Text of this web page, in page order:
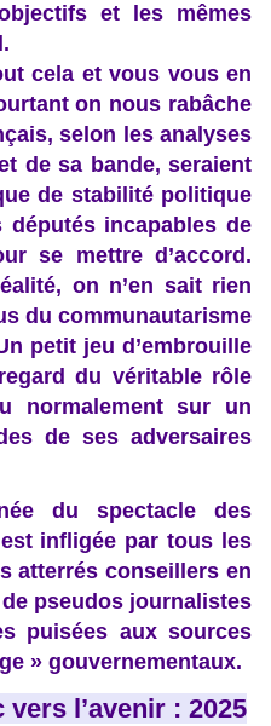
et les mêmes
cela et vous vous en
on nous rabâche
selon les analyses
de sa bande, seraient
de stabilité politique
incapables de
se mettre d’accord.
on n’en sait rien
du communautarisme
petit jeu d’embrouille
du véritable rôle
normalement sur un
de ses adversaires
du spectacle des
infligée par tous les
atterrés conseillers en
pseudos journalistes
puisées aux sources
» gouvernementaux.
l’avenir : 2025